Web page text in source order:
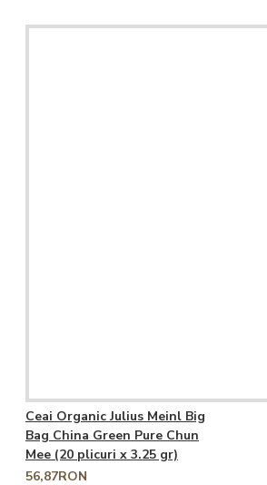
Ceai Organic Julius Meinl Big
Bag China Green Pure Chun
Mee (20 plicuri x 3.25 gr)
56,87RON